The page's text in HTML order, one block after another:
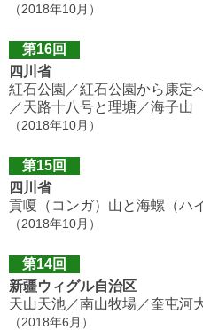
（2018年10月）
第16回
四川省
紅石公園／紅石公園から康定
／天路十八号と理塘／海子山
（2018年10月）
第15回
四川省
貢嗄（コンガ）山と海螺（ハ
（2018年10月）
第14回
新疆ウィグル自治区
天山天池／南山牧場／奎屯河
（2018年6月）